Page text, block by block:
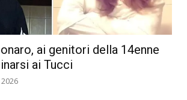
ai genitori della 14enne
ai Tucci